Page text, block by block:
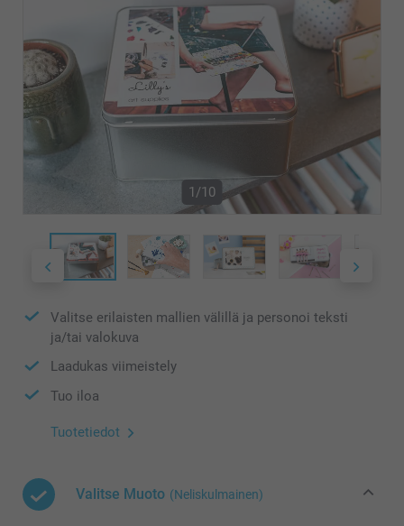
1/10
Valitse erilaisten mallien välillä ja personoi teksti
ja/tai valokuva
Laadukas viimeistely
Tuo iloa
Tuotetiedot
Valitse Muoto (Neliskulmainen)